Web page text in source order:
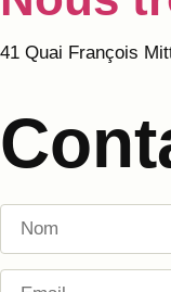
41 Quai François